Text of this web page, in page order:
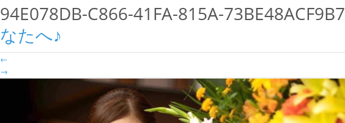
94E078DB-C866-41FA-815A-73BE48ACF9B7
なたへ♪
←
→